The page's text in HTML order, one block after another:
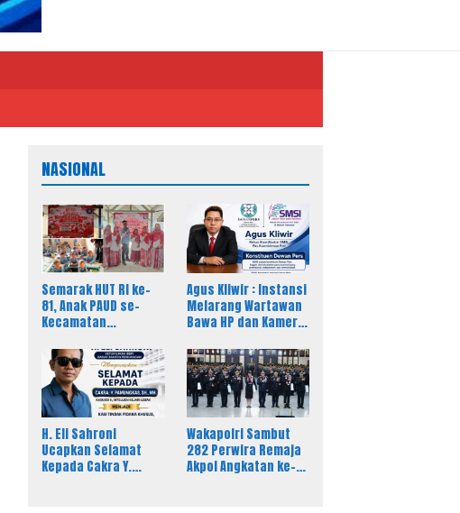
NASIONAL
Semarak HUT RI ke-
81, Anak PAUD se-
Kecamatan
Meriahkan Lomba
Kreativitas
Agus Kliwir : Instansi
Melarang Wartawan
Bawa HP dan Kamera
Ancam Kebebasan
Pers
H. Eli Sahroni
Ucapkan Selamat
Kepada Cakra Y.
Wakapolri Sambut
282 Perwira Remaja
Akpol Angkatan ke-